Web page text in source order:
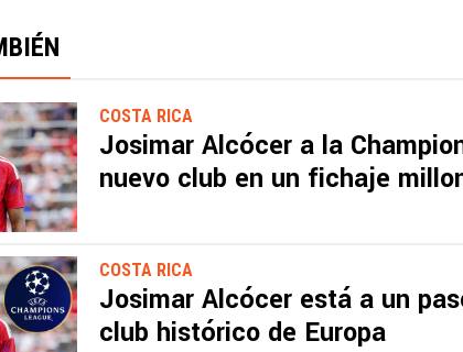
COSTA RICA
Josimar Alcócer a la
nuevo club en un fichaje
COSTA RICA
Josimar Alcócer está a un
club histórico de Europa